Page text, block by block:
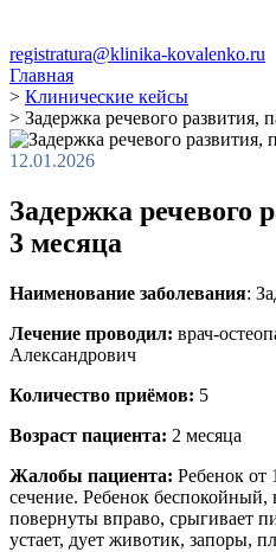
registratura@klinika-kovalenko.ru
Главная
> Клинические кейсы
> Задержка речевого развития,
12.01.2026
Задержка речевого
3 месяца
Наименование заболевания:
Лечение проводил: врач-
Александрович
Количество приёмов: 5
Возраст пациента: 2 месяца
Жалобы пациента: Ребенок от
сечение. Ребенок беспокойный,
повернуты вправо, срыгивает
устает, дует животик, запоры,